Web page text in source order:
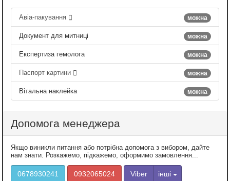
можна
Авіа-пакування
можна
Документ для митниці
можна
Експертиза гемолога
можна
Паспорт картини
можна
Вітальна наклейка
Допомога менеджера
Якщо виникли питання або потрібна допомога з вибором, дайте
нам знати. Розкажемо, підкажемо, оформимо замовлення...
0678930241 0932065024 Viber інші